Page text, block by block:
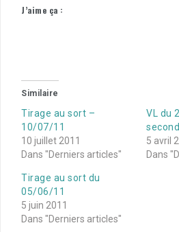
J’aime ça :
Similaire
Tirage au sort –
10/07/11
10 juillet 2011
Dans "Derniers articles"
VL du
5 avril
Dans
Tirage au sort du
05/06/11
5 juin 2011
Dans "Derniers articles"